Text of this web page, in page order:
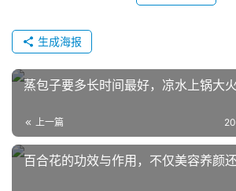
播
带
货
引
流
推
生成海报
蒸包子要多长时间最好，凉水上锅大
上一篇
百合花的功效与作用，不仅美容养颜